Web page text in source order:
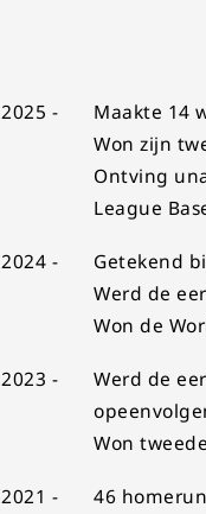
2025 -
Maakte 14
Won zijn
Ontving
League
2024 -
Getekend
Werd de
Won de
2023 -
Werd de
Won
2021 -
46